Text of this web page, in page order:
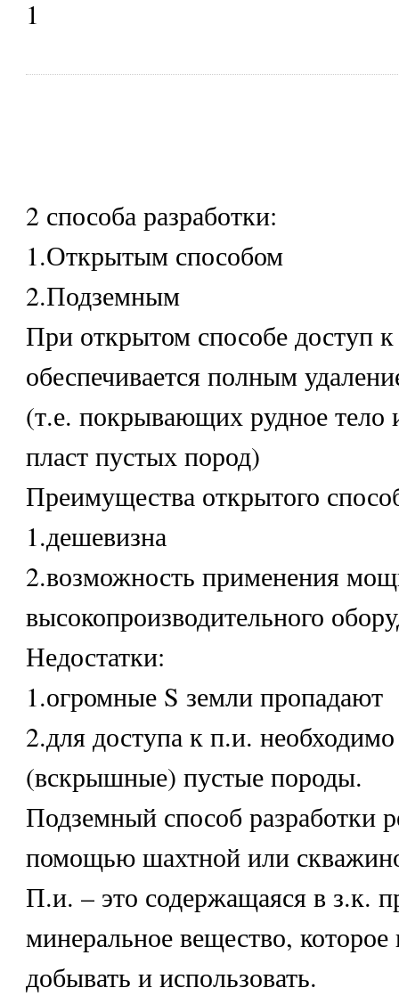
1
2 способа разработки:
1.Открытым способом
2.Подземным
При открытом способе доступ
обеспечивается полным
(т.е. покрывающих рудное тело
пласт пустых пород)
Преимущества открытого
1.дешевизна
2.возможность применения
высокопроизводительного
Недостатки:
1.огромные S земли пропадают
2.для доступа к п.и. необходимо
(вскрышные) пустые породы.
Подземный способ разработки
помощью шахтной или
П.и. – это содержащаяся в з.к.
минеральное вещество, которое
добывать и использовать.